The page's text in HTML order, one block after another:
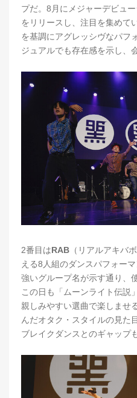
プだ。8月にメジャーデビュ
をリリースし、注目を集めて
を基調にアグレッシヴなパフ
ジュアルでも存在感を示し、
2番目はRAB （リアルアキバ
える8人組のダンスパフォー
強いグループ名が示す通り、
この日も「ムーンライト伝説
親しみやすい選曲で楽しませ
んだオタク・スタイルの見た
ブレイクダンスとのギャップ